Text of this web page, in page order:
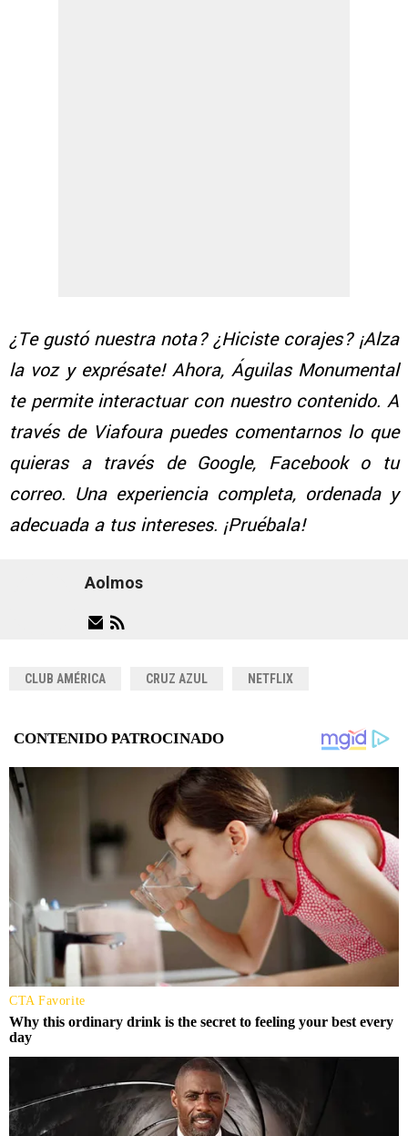
¿Te gustó nuestra nota? ¿Hiciste corajes? ¡Alza
la voz y exprésate! Ahora, Águilas Monumental
te permite interactuar con nuestro contenido. A
través de Viafoura puedes comentarnos lo que
quieras a través de Google, Facebook o tu
correo. Una experiencia completa, ordenada y
adecuada a tus intereses. ¡Pruébala!
Aolmos
CLUB AMÉRICA CRUZ AZUL NETFLIX